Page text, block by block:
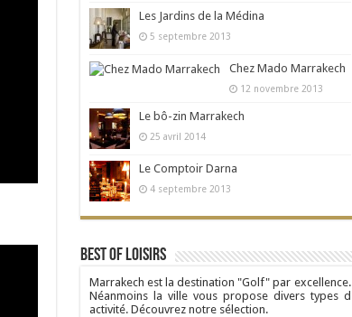
Les Jardins de la Médina
5 septembre 2013
Chez Mado Marrakech
12 novembre 2013
Le bô-zin Marrakech
25 avril 2014
Le Comptoir Darna
4 septembre 2013
Best Of Loisirs
Marrakech est la destination "Golf" par excellence.
Néanmoins la ville vous propose divers types d
activité. Découvrez notre sélection.